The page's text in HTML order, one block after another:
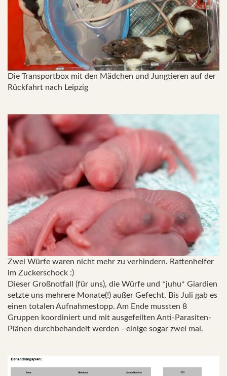
Die Transportbox mit den Mädchen und Jungtieren auf der
Rückfahrt nach Leipzig
Zwei Würfe waren nicht mehr zu verhindern. Rattenhelfer
im Zuckerschock :)
Dieser Großnotfall (für uns), die Würfe und *juhu* Giardien
setzte uns mehrere Monate(!) außer Gefecht. Bis Juli gab es
einen totalen Aufnahmestopp. Am Ende mussten 8
Gruppen koordiniert und mit ausgefeilten Anti-Parasiten-
Plänen durchbehandelt werden - einige sogar zwei mal.